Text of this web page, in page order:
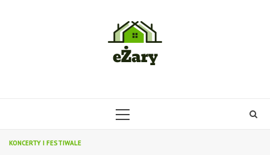
PRIMARY
KONCERTY I FESTIWALE